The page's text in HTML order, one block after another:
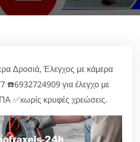
Δροσιά, Έλεγχος με κάμερα
☎️6932724909 για έλεγχο με
✅xωρίς κρυφές χρεώσεις.